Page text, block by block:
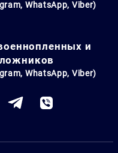
WhatsApp, Viber)
и
WhatsApp, Viber)